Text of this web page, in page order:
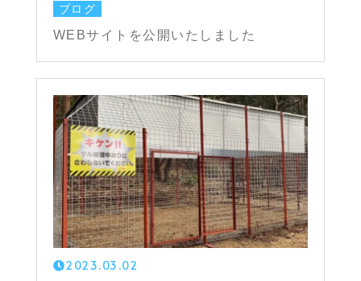
ブログ
WEBサイトを公開いたしました
2023.03.02